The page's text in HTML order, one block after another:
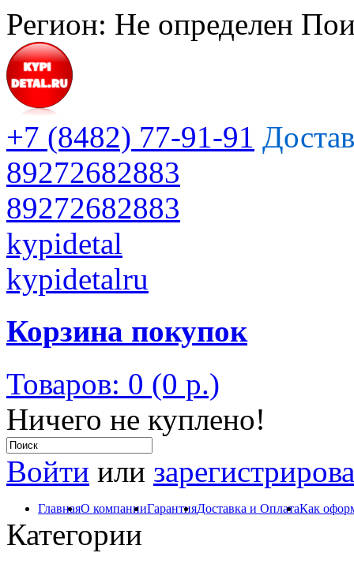
Регион: Не определен
+7 (8482) 77-91-91
89272682883
89272682883
kypidetal
kypidetalru
Корзина покупок
Товаров: 0 (0 р.)
Ничего не куплено!
Войти или
ГлавнаяО компанииГарантияДоставка и ОплатаКак
Категории